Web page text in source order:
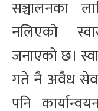
सञ्चालनका
नलिएको
जनाएको छ।
गते नै अवैध सेवा
पनि